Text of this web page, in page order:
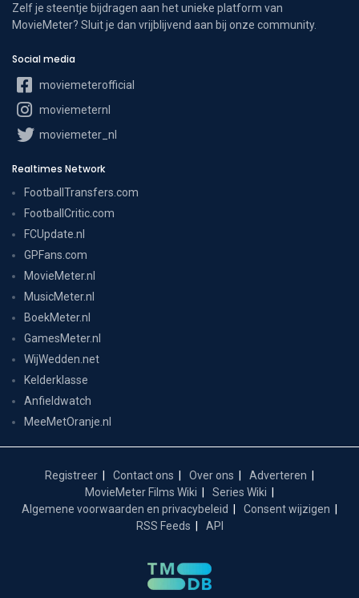
Zelf je steentje bijdragen aan het unieke platform van
MovieMeter? Sluit je dan vrijblijvend aan bij onze community.
Social media
moviemeterofficial
moviemeternl
moviemeter_nl
Realtimes Network
FootballTransfers.com
FootballCritic.com
FCUpdate.nl
GPFans.com
MovieMeter.nl
MusicMeter.nl
BoekMeter.nl
GamesMeter.nl
WijWedden.net
Kelderklasse
Anfieldwatch
MeeMetOranje.nl
Registreer Contact ons Over ons
Adverteren
MovieMeter Films Wiki
Series Wiki
Algemene voorwaarden en privacybeleid
Consent wijzigen
RSS Feeds
API